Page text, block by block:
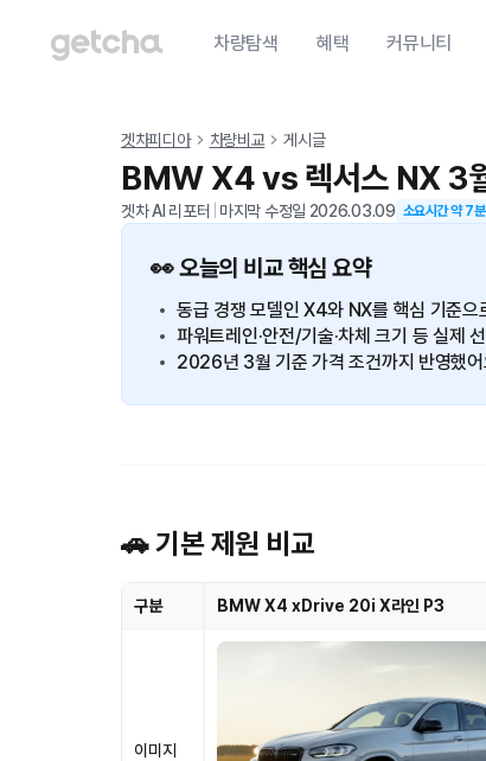
차량탐색 혜택 커뮤니티
겟차피디아 차량비교 게시글
BMW X4 vs 렉서스 NX 3
겟차 AI 리포터 마지막 수정일 2026.03.09 소요시간 약7분
👀 오늘의 비교 핵심 요약
동급 경쟁 모델인 X4와 NX를 핵심 기준으
파워트레인·안전/기술·차체 크기 등 실제
2026년 3월 기준 가격 조건까지 반영했어
🚗 기본 제원 비교
구분 BMW X4 xDrive 20i X라인 P3
이미지